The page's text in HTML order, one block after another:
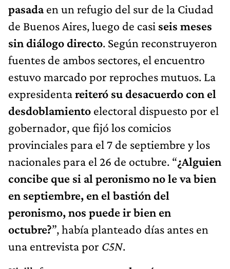
pasadaen un refugio del sur de la Ciudad
de Buenos Aires, luego de casi seis meses
sin diálogo directo. Según reconstruyeron
fuentes de ambos sectores, el encuentro
estuvo marcado por reproches mutuos. La
expresidentareiteró su desacuerdo con el
desdoblamiento electoral dispuesto por el
gobernador, que fijó los comicios
provinciales para el 7 de septiembre y los
nacionales para el 26 de octubre. “¿Alguien
concibe que si al peronismo no le va bien
en septiembre, en el bastión del
peronismo, nos puede ir bien en
octubre?”, había planteado días antes en
una entrevista por C5N.